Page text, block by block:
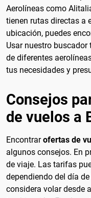
Aerolíneas como
tienen rutas directas a
ubicación, puedes
Usar nuestro
de diferentes
tus necesidades y
Consejos
de vuelos a
Encontrarofertas de
algunos consejos. En
de viaje. Las tarifas
dependiendo del día
considera volar desde